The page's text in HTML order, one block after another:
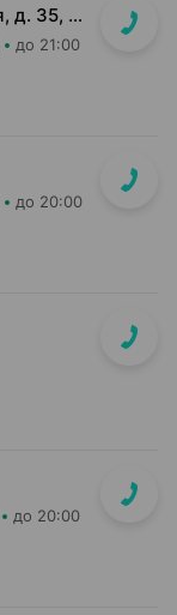
д. Боровляны, ул. Интернациональная, д. 35, пом. 122
до 21:00
до 20:00
до 20:00